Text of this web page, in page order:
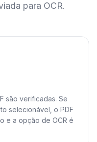
para OCR.
são verificadas. Se
selecionável, o PDF
e a opção de OCR é